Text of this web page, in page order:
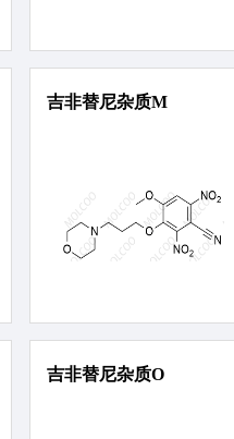
吉非替尼杂质M
吉非替尼杂质O